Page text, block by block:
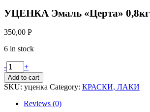
УЦЕНКА Эмаль «Церта» 0,8кг
350,00 Р
6 in stock
УЦЕНКА
Эмаль
"Церта"
0,8кг
quantity
- +
Add to cart
SKU: уценка Category: КРАСКИ, ЛАКИ
Reviews (0)